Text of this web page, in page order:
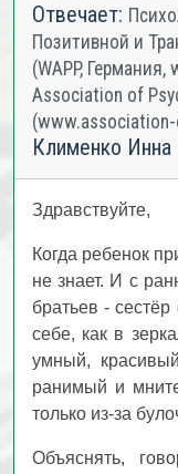
Отвечает:
Позитивной и
(WAPP,
Association of
Клименко Инна
Здравствуйте,
Когда ребенок
не знает. И с
братьев -
себе, как в
умный,
ранимый и
только из-за
Объяснять,